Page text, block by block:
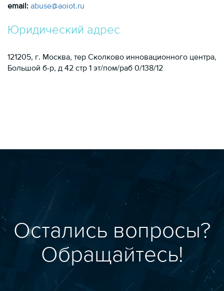
email: abuse@aoiot.ru
Юридический адрес
121205, г. Москва, тер Сколково инновационного центра,
Большой б-р, д 42 стр 1 эт/пом/раб 0/138/12
Остались вопросы?
Обращайтесь!